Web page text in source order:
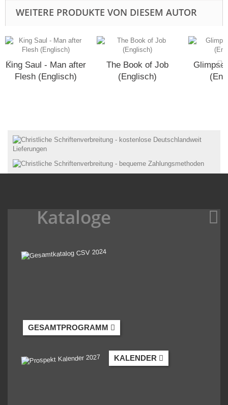
WEITERE PRODUKTE VON DIESEM AUTOR
King Saul - Man after
Flesh (Englisch)
The Book of Job
(Englisch)
Kataloge
GESAMTPROGRAMM
KALENDER